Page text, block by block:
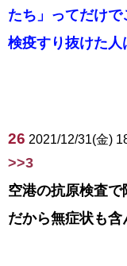
たち」ってだけで
検疫すり抜けた人
26 2021/12/31(金)
>>3
空港の抗原検査
だから無症状も含